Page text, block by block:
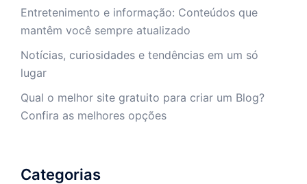
Entretenimento e informação: Conteúdos que
mantêm você sempre atualizado
Notícias, curiosidades e tendências em um só
lugar
Qual o melhor site gratuito para criar um Blog?
Confira as melhores opções
Categorias